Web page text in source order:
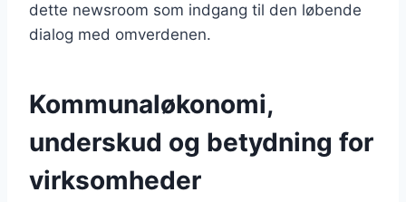
dette newsroom som indgang til den løbende
dialog med omverdenen.
Kommunaløkonomi,
underskud og betydning for
virksomheder